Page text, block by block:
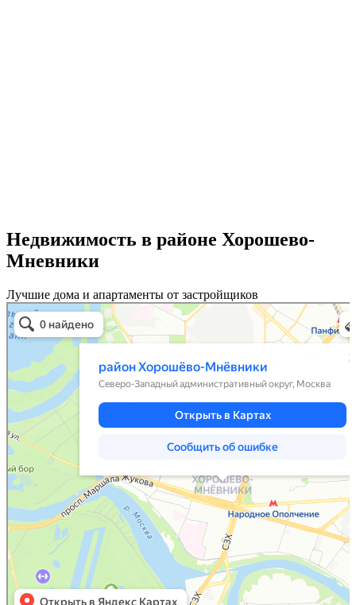
Недвижимость в районе Хорошево-
Мневники
Лучшие дома и апартаменты от застройщиков
Москва
Район Хорошёво-Мнёвники — Яндекс Карты